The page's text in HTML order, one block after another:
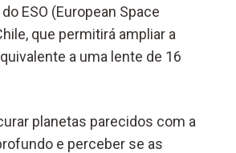
ESO (European Space
que permitirá ampliar a
a uma lente de 16
planetas parecidos com a
e perceber se as